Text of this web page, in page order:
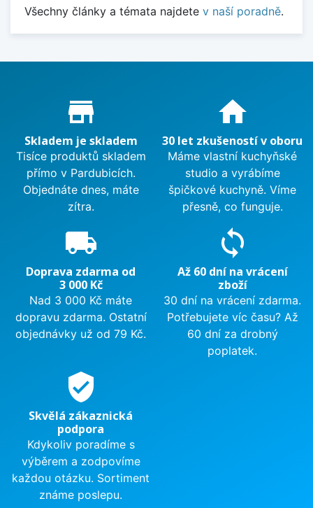
Všechny články a témata najdete v naší poradně.
Proč nakupovat u nás?
store_mall_directory
Skladem je skladem
Tisíce produktů skladem
přímo v Pardubicích.
Objednáte dnes, máte
zítra.
home
30 let zkušeností v oboru
Máme vlastní kuchyňské
studio a vyrábíme
špičkové kuchyně. Víme
přesně, co funguje.
local_shipping
Doprava zdarma od
3 000 Kč
Nad 3 000 Kč máte
dopravu zdarma. Ostatní
objednávky už od 79 Kč.
sync
Až 60 dní na vrácení
zboží
30 dní na vrácení zdarma.
Potřebujete víc času? Až
60 dní za drobný
poplatek.
verified_user
Skvělá zákaznická
podpora
Kdykoliv poradíme s
výběrem a zodpovíme
každou otázku. Sortiment
známe poslepu.